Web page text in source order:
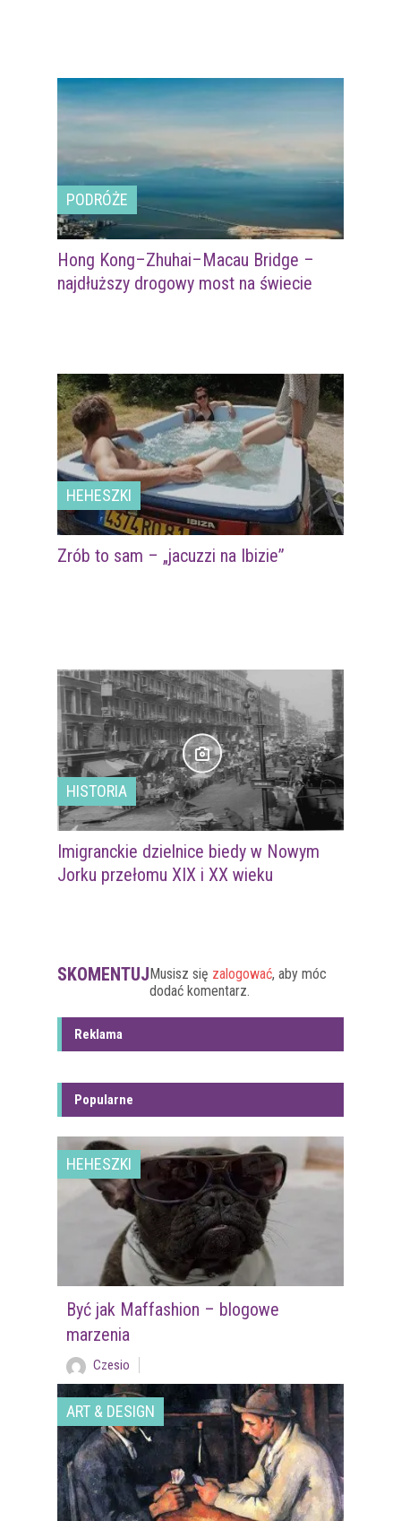
PODRÓŻE
Hong Kong–Zhuhai–Macau Bridge –
najdłuższy drogowy most na świecie
HEHESZKI
Zrób to sam – „jacuzzi na Ibizie”
HISTORIA
Imigranckie dzielnice biedy w Nowym
Jorku przełomu XIX i XX wieku
SKOMENTUJMusisz się zalogować, aby móc
dodać komentarz.
Reklama
Popularne
HEHESZKI
Być jak Maffashion – blogowe
marzenia
Czesio
ART & DESIGN